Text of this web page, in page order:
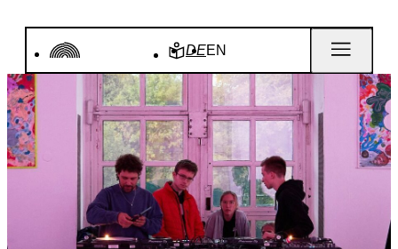
DEEN